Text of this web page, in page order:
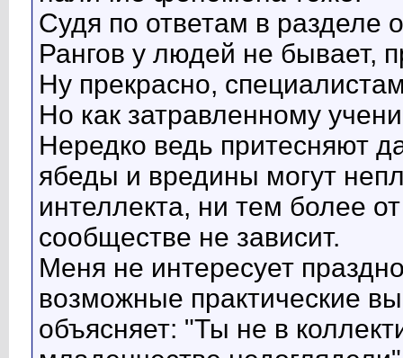
Судя по ответам в разделе
Рангов у людей не бывает,
Ну прекрасно,
Но как затравленному
Нередко ведь притесняют
ябеды и вредины могут
интеллекта, ни тем более
сообществе не зависит.
Меня не интересует
возможные практические
объясняет: "Ты не в